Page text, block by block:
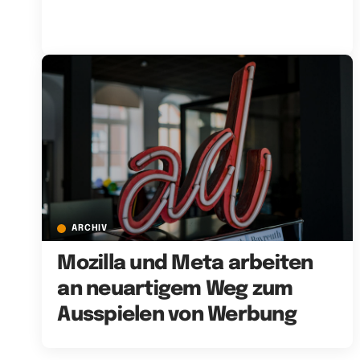
ARCHIV
Mozilla und Meta arbeiten
an neuartigem Weg zum
Ausspielen von Werbung